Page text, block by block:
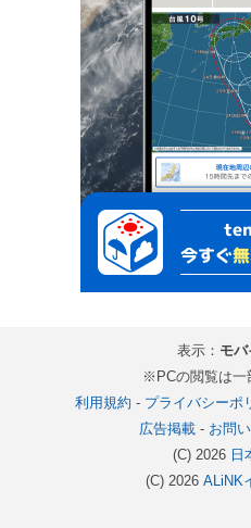
表示： モ
※PCの閲覧は一
利用規約 - プライバシーポ
広告掲載- お問
(C) 2026 日
(C) 2026 ALiNK